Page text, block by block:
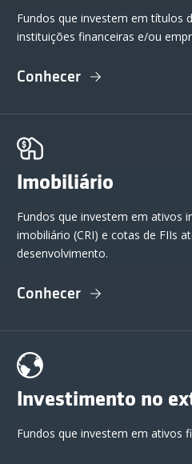
Fundos que investem em títulos
instituições financeiras e/ou
Conhecer
Imobiliário
Fundos que investem em ativos
imobiliário (CRI) e cotas de FIIs
desenvolvimento.
Conhecer
Investimento no
Fundos que investem em ativos